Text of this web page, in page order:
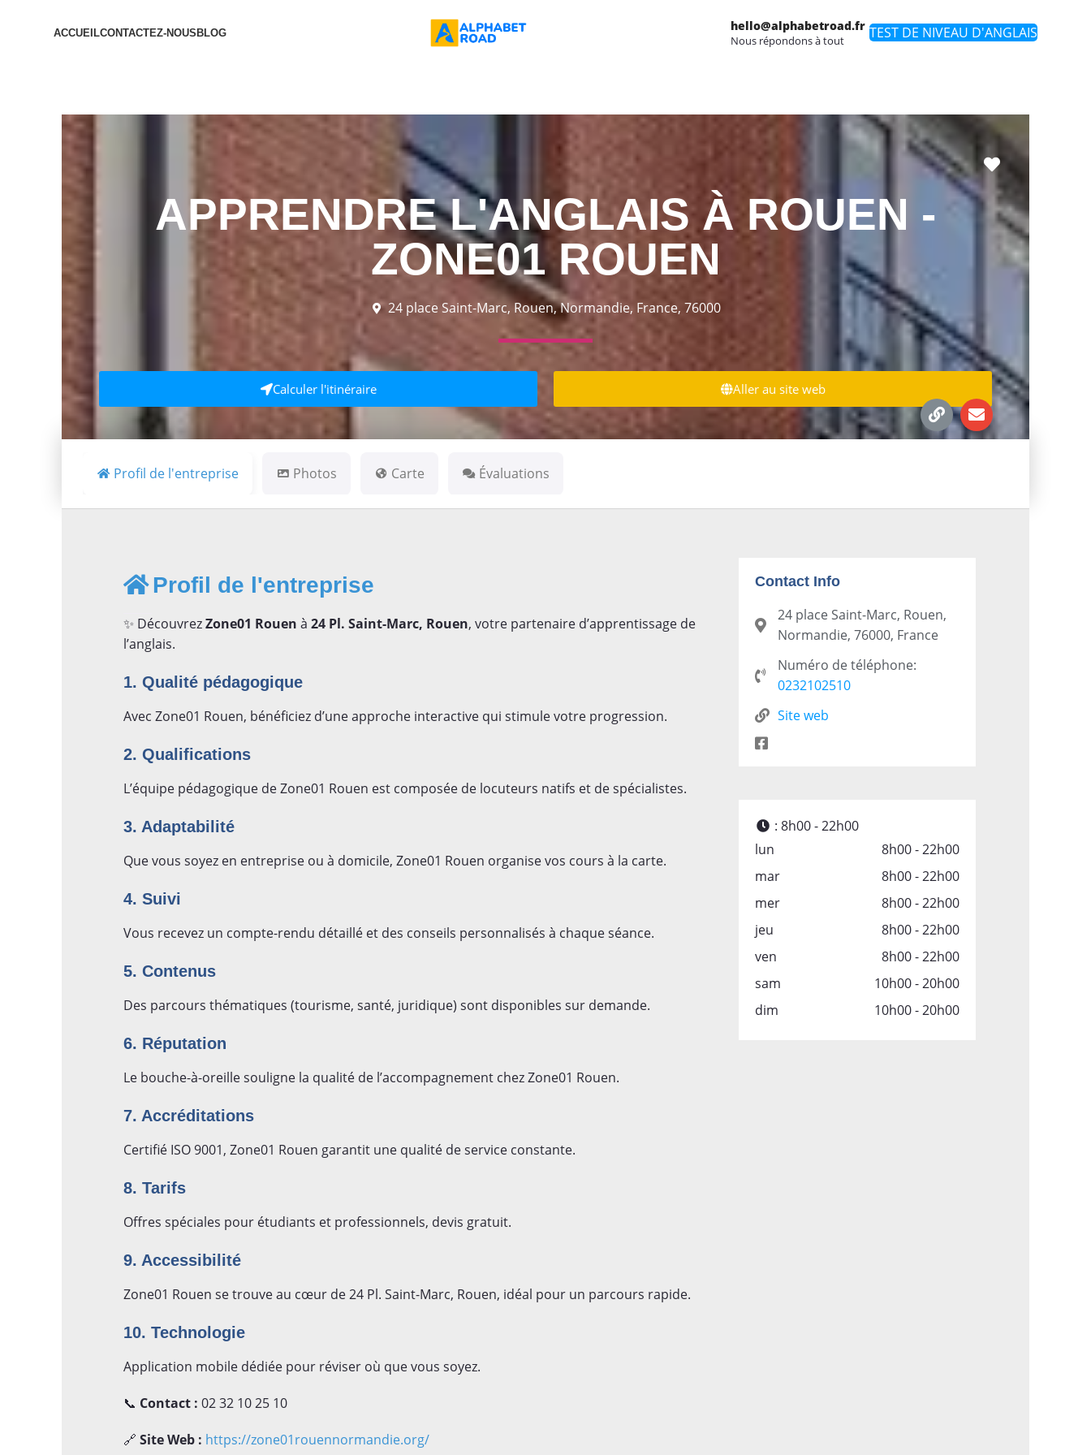
ACCUEILCONTACTEZ-NOUS BLOG hello@alphabetroad.fr
Nous répondons à tout TEST DE NIVEAU D'ANGLAIS
Favori
APPRENDRE L'ANGLAIS À ROUEN -
ZONE01 ROUEN
24 place Saint-Marc, Rouen, Normandie, France, 76000
Calculer l'itinéraire Aller au site web
Profil de l'entreprise Photos Carte Évaluations
Profil de l'entreprise
✨ DécouvrezZone01 Rouen à 24 Pl. Saint-Marc, Rouen, votre partenaire d’apprentissage de
l’anglais.
1. Qualité pédagogique
Avec Zone01 Rouen, bénéficiez d’une approche interactive qui stimule votre progression.
2. Qualifications
L’équipe pédagogique de Zone01 Rouen est composée de locuteurs natifs et de spécialistes.
3. Adaptabilité
Que vous soyez en entreprise ou à domicile, Zone01 Rouen organise vos cours à la carte.
4. Suivi
Vous recevez un compte-rendu détaillé et des conseils personnalisés à chaque séance.
5. Contenus
Des parcours thématiques (tourisme, santé, juridique) sont disponibles sur demande.
6. Réputation
Le bouche-à-oreille souligne la qualité de l’accompagnement chez Zone01 Rouen.
7. Accréditations
Certifié ISO 9001, Zone01 Rouen garantit une qualité de service constante.
8. Tarifs
Offres spéciales pour étudiants et professionnels, devis gratuit.
9. Accessibilité
Zone01 Rouen se trouve au cœur de 24 Pl. Saint-Marc, Rouen, idéal pour un parcours rapide.
10. Technologie
Application mobile dédiée pour réviser où que vous soyez.
📞 Contact : 02 32 10 25 10
🔗 Site Web : https://zone01rouennormandie.org/
Contact Info
24 place Saint-Marc, Rouen,
Normandie, 76000, France
Numéro de téléphone:
0232102510
Site web
: 8h00 - 22h00
lun
8h00 - 22h00
mar
8h00 - 22h00
mer
8h00 - 22h00
jeu
8h00 - 22h00
ven
8h00 - 22h00
sam
10h00 - 20h00
dim
10h00 - 20h00